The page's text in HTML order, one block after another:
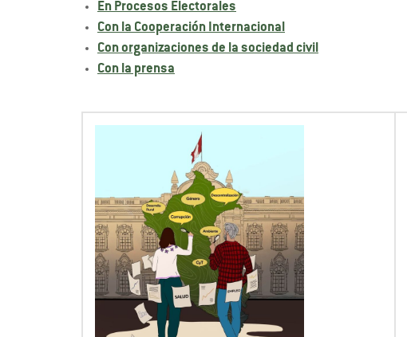
En Procesos Electorales
Con la Cooperación Internacional
Con organizaciones de la sociedad civil
Con la prensa